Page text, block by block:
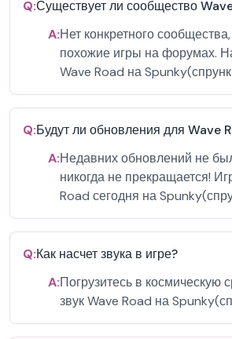
Q:Существует ли сообщество
A:Нет конкретного
похожие игры на форумах.
Wave Road на
Q:Будут ли обновления для Wave
A:Недавних обновлений не
никогда не прекращается!
Road сегодня на
Q:Как насчет звука в игре?
A:Погрузитесь в космическую
звук Wave Road на